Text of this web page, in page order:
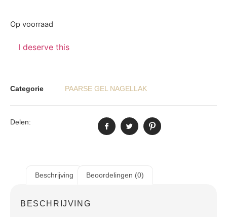
Op voorraad
I deserve this
Categorie PAARSE GEL NAGELLAK
Delen:
Beschrijving Beoordelingen (0)
BESCHRIJVING